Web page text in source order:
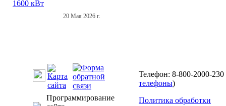
20 Мая 2026 г.
Программирование
Телефон: 8-800-2000-230
телефоны)
Политика обработки